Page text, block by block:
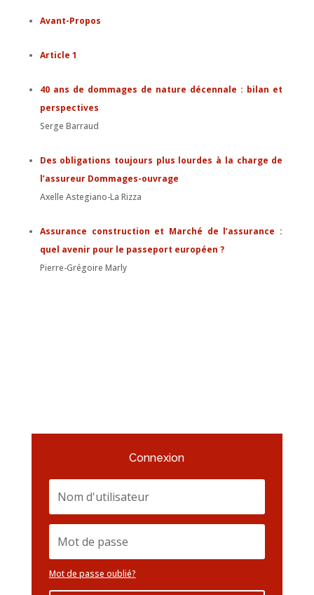
Avant-Propos
Article 1
40 ans de dommages de nature décennale : bilan et
perspectives
Serge Barraud
Des obligations toujours plus lourdes à la charge de
l’assureur Dommages-ouvrage
Axelle Astegiano-La Rizza
Assurance construction et Marché de l’assurance :
quel avenir pour le passeport européen ?
Pierre-Grégoire Marly
Connexion
Mot de passe oublié?